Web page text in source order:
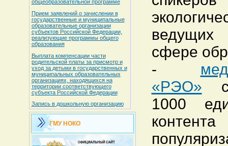
общеобразовательной программе
Прием заявлений о зачислении в
государственные и муниципальные
образовательные организации
субъектов Российской Федерации,
реализующие программы общего
образования
Выплата компенсации части
родительской платы за присмотр и
уход за детьми в государственных и
муниципальных образовательных
организациях, находящихся на
территории соответствующего
субъекта Российской Федерации
Запись в дошкольную организацию
ГМУ НОКО
ведущих
сфере
-
«РЭО»
1000